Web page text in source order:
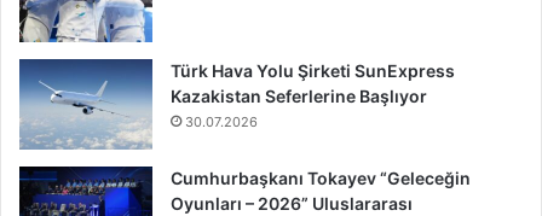
Türk Hava Yolu Şirketi SunExpress
Kazakistan Seferlerine Başlıyor
30.07.2026
Cumhurbaşkanı Tokayev “Geleceğin
Oyunları – 2026” Uluslararası